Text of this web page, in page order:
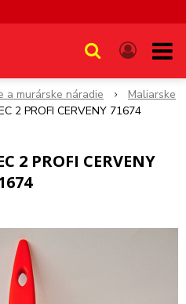
a murárske náradie
Maliarske
2 PROFI CERVENY 71674
2 PROFI CERVENY